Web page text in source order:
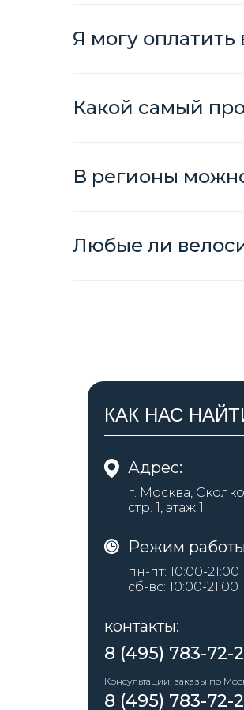
Я могу
Какой самый
В регионы
Любые ли
КАК НАС
Адрес:
г. Москва,
стр. 1, этаж 1
Консультации, заказы по
Режим
пн-пт: 10:00-21:00
сб-вс: 10:00-21:00
контакты:
8 (495) 783-72-
8 (495) 783-72-